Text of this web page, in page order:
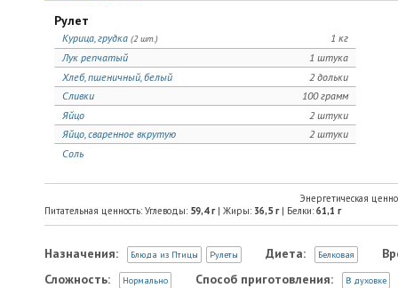
Рулет
1 кг
Курица, грудка (2 шт.)
1 штука
Лук репчатый
2 дольки
Хлеб, пшеничный, белый
100 грамм
Сливки
2 штуки
Яйцо
2 штуки
Яйцо, сваренное вкрутую
Соль
Энергетическая
Питательная ценность: Углеводы: 59,4г| Жиры: 36,5 г| Белки: 61,1 г
Назначения: Блюда из Птицы Рулеты Диета: Белковая
Сложность:
Нормально Способ приготовления: В духовке